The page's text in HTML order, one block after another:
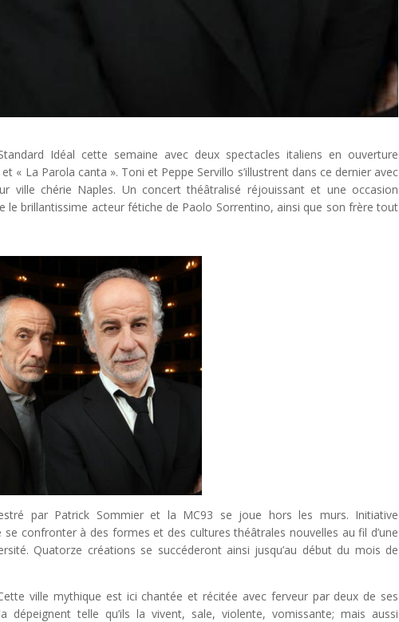
Idéal cette semaine avec deux spectacles italiens en ouverture
« La Parola canta ». Toni et Peppe Servillo s’illustrent dans ce dernier avec
ville chérie Naples. Un concert théâtralisé réjouissant et une occasion
le brillantissime acteur fétiche de Paolo Sorrentino, ainsi que son frère tout
par Patrick Sommier et la MC93 se joue hors les murs. Initiative
confronter à des formes et des cultures théâtrales nouvelles au fil d’une
Quatorze créations se succéderont ainsi jusqu’au début du mois de
ville mythique est ici chantée et récitée avec ferveur par deux de ses
dépeignent telle qu’ils la vivent, sale, violente, vomissante; mais aussi